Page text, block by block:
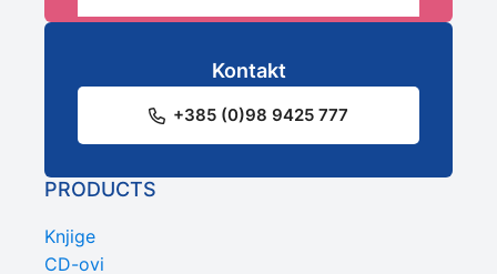
Kontakt
+385 (0)98 9425 777
PRODUCTS
Knjige
CD-ovi